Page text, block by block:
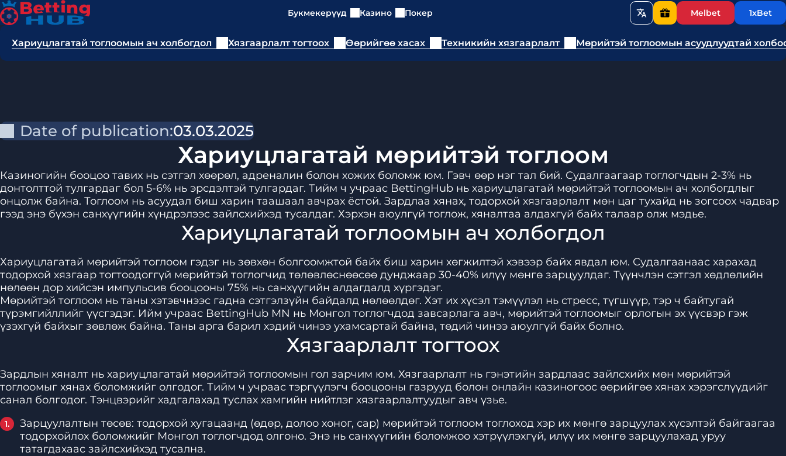
Букмекерүүд Казино Покер Melbet 1xBet
Хариуцлагатай тоглоомын ач холбогдол Хязгаарлалт тогтоох Өөрийгөө хасах Техникийн хязгаарлалт Мөрийтэй тоглоомын асуудлуудтай
Date of publication:03.03.2025
Хариуцлагатай мөрийтэй тоглоом
Казиногийн бооцоо тавих нь сэтгэл хөөрөл, адреналин болон хожих боломж юм. Гэвч өөр нэг тал бий. Судалгаагаар тоглогчдын 2-3% нь
донтолттой тулгардаг бол 5-6% нь эрсдэлтэй тулгардаг. Тийм ч учраас BettingHub нь хариуцлагатай мөрийтэй тоглоомын ач холбогдлыг
онцолж байна. Тоглоом нь асуудал биш харин таашаал авчрах ёстой. Зардлаа хянах, тодорхой хязгаарлалт мөн цаг тухайд нь зогсоох чадвар
гээд энэ бүхэн санхүүгийн хүндрэлээс зайлсхийхэд тусалдаг. Хэрхэн аюулгүй тоглож, хяналтаа алдахгүй байх талаар олж мэдье.
Хариуцлагатай тоглоомын ач холбогдол
Хариуцлагатай мөрийтэй тоглоом гэдэг нь зөвхөн болгоомжтой байх биш харин хөгжилтэй хэвээр байх явдал юм. Судалгаанаас харахад
тодорхой хязгаар тогтоодоггүй мөрийтэй тоглогчид төлөвлөснөөсөө дунджаар 30-40% илүү мөнгө зарцуулдаг. Түүнчлэн сэтгэл хөдлөлийн
нөлөөн дор хийсэн импульсив бооцооны 75% нь санхүүгийн алдагдалд хүргэдэг.
Мөрийтэй тоглоом нь таны хэтэвчнээс гадна сэтгэлзүйн байдалд нөлөөлдөг. Хэт их хүсэл тэмүүлэл нь стресс, түгшүүр, тэр ч байтугай
түрэмгийллийг үүсгэдэг. Ийм учраас BettingHub MN нь Монгол тоглогчдод завсарлага авч, мөрийтэй тоглоомыг орлогын эх үүсвэр гэж
үзэхгүй байхыг зөвлөж байна. Таны арга барил хэдий чинээ ухамсартай байна, төдий чинээ аюулгүй байх болно.
Хязгаарлалт тогтоох
Зардлын хяналт нь хариуцлагатай мөрийтэй тоглоомын гол зарчим юм. Хязгаарлалт нь гэнэтийн зардлаас зайлсхийх мөн мөрийтэй
тоглоомыг хянах боломжийг олгодог. Тийм ч учраас тэргүүлэгч бооцооны газрууд болон онлайн казиногоос өөрийгөө хянах хэрэгслүүдийг
санал болгодог. Тэнцвэрийг хадгалахад туслах хамгийн нийтлэг хязгаарлалтуудыг авч үзье.
Зарцуулалтын төсөв: тодорхой хугацаанд (өдөр, долоо хоног, сар) мөрийтэй тоглоом тоглоход хэр их мөнгө зарцуулах хүсэлтэй байгаагаа
тодорхойлох боломжийг Монгол тоглогчдод олгоно. Энэ нь санхүүгийн боломжоо хэтрүүлэхгүй, илүү их мөнгө зарцуулахад уруу
татагдахаас зайлсхийхэд тусална.